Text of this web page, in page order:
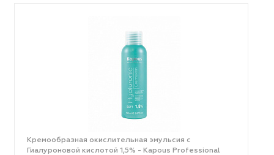
Кремообразная окислительная эмульсия с
Гиалуроновой кислотой 1,5% - Kapous Professional